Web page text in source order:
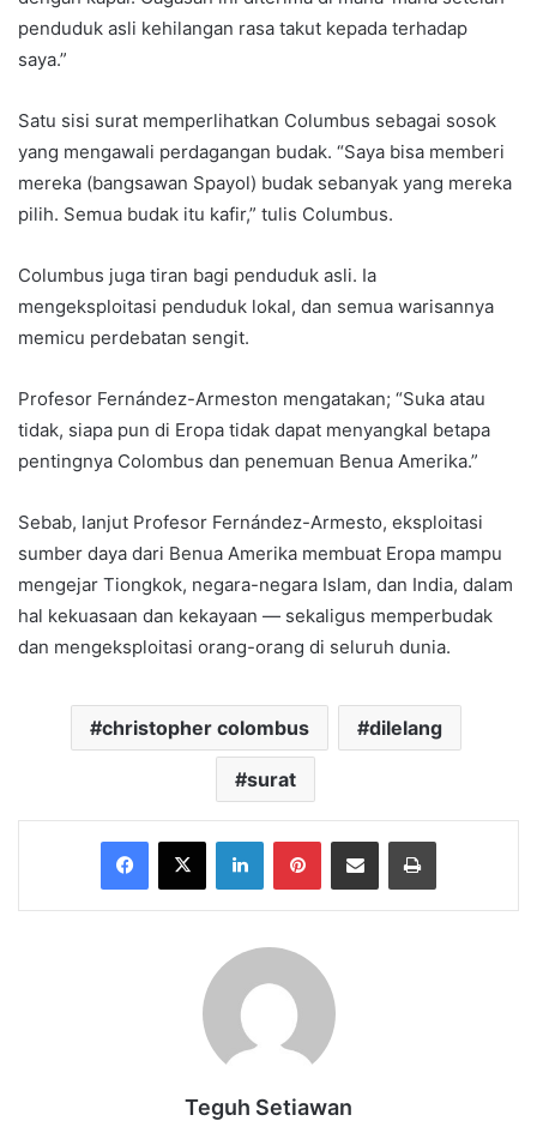
penduduk asli kehilangan rasa takut kepada terhadap
saya.”
Satu sisi surat memperlihatkan Columbus sebagai sosok
yang mengawali perdagangan budak. “Saya bisa memberi
mereka (bangsawan Spayol) budak sebanyak yang mereka
pilih. Semua budak itu kafir,” tulis Columbus.
Columbus juga tiran bagi penduduk asli. Ia
mengeksploitasi penduduk lokal, dan semua warisannya
memicu perdebatan sengit.
Profesor Fernández-Armeston mengatakan; “Suka atau
tidak, siapa pun di Eropa tidak dapat menyangkal betapa
pentingnya Colombus dan penemuan Benua Amerika.”
Sebab, lanjut Profesor Fernández-Armesto, eksploitasi
sumber daya dari Benua Amerika membuat Eropa mampu
mengejar Tiongkok, negara-negara Islam, dan India, dalam
hal kekuasaan dan kekayaan — sekaligus memperbudak
dan mengeksploitasi orang-orang di seluruh dunia.
christopher colombus dilelang
surat
Facebook
X LinkedInPinterestShare via Email Print
Teguh Setiawan